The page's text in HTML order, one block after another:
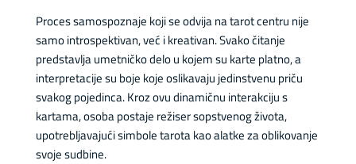
Proces samospoznaje koji se odvija na tarot centru nije
samo introspektivan, već i kreativan. Svako čitanje
predstavlja umetničko delo u kojem su karte platno, a
interpretacije su boje koje oslikavaju jedinstvenu priču
svakog pojedinca. Kroz ovu dinamičnu interakciju s
kartama, osoba postaje režiser sopstvenog života,
upotrebljavajući simbole tarota kao alatke za oblikovanje
svoje sudbine.